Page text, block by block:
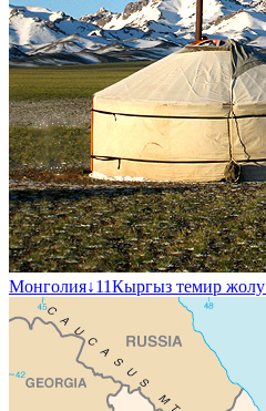
Монголия↓11Кыргыз темир жолу